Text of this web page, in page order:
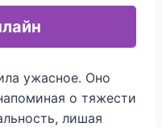
ужасное. Оно
о тяжести
лишая